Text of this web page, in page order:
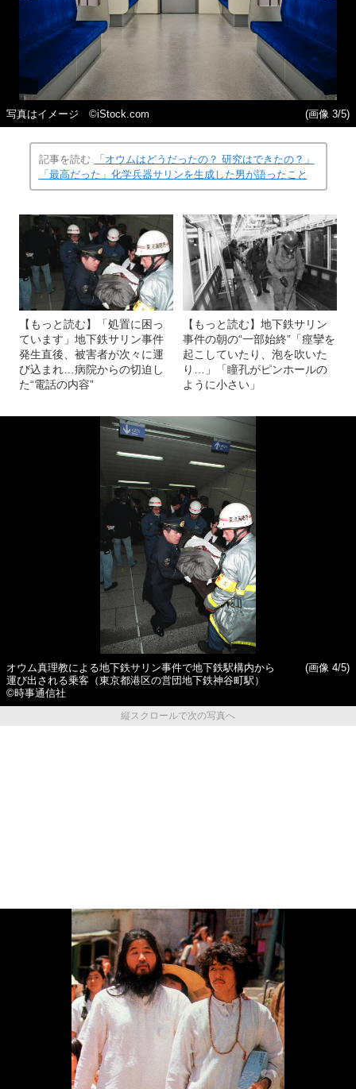
写真はイメージ ©iStock.com (画像 3/5)
記事を読む
「オウムはどうだったの？ 研究はできたの？」
「最高だった」化学兵器サリンを生成した男が語ったこと
【もっと読む】「処置に困っ
ています」地下鉄サリン事件
発生直後、被害者が次々に運
び込まれ…病院からの切迫し
た“電話の内容”
【もっと読む】地下鉄サリン
事件の朝の“一部始終”「痙攣を
起こしていたり、泡を吹いた
り…」「瞳孔がピンホールの
ように小さい」
オウム真理教による地下鉄サリン事件で地下鉄駅構内から
運び出される乗客（東京都港区の営団地下鉄神谷町駅）
©時事通信社
(画像 4/5)
縦スクロールで次の写真へ